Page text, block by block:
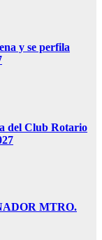
y se perfila
del Club Rotario
MTRO.